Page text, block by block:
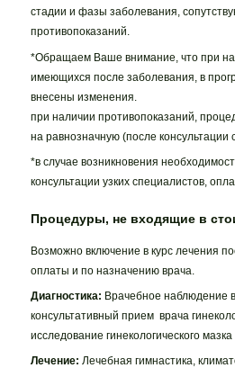
стадии и фазы заболевания,
противопоказаний.
*Обращаем Ваше внимание, что при
имеющихся после заболевания, в
внесены изменения.
при наличии противопоказаний,
на равнозначную (после консультации
*в случае возникновения
консультации узких специалистов,
Процедуры, не входящие в
Возможно включение в курс лечения
оплаты и по назначению врача.
Диагностика: Врачебное наблюдение
консультативный прием врача
исследование гинекологического
Лечение: Лечебная гимнастика,